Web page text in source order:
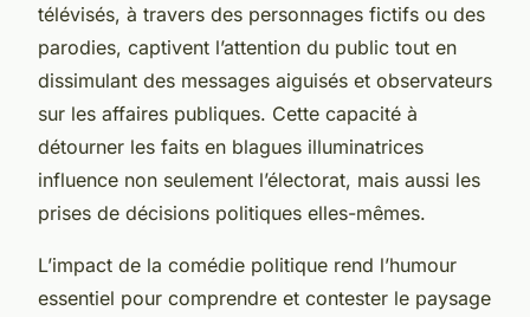
télévisés, à travers des personnages fictifs ou des
parodies, captivent l’attention du public tout en
dissimulant des messages aiguisés et observateurs
sur les affaires publiques. Cette capacité à
détourner les faits en blagues illuminatrices
influence non seulement l’électorat, mais aussi les
prises de décisions politiques elles-mêmes.
L’impact de la comédie politique rend l’humour
essentiel pour comprendre et contester le paysage